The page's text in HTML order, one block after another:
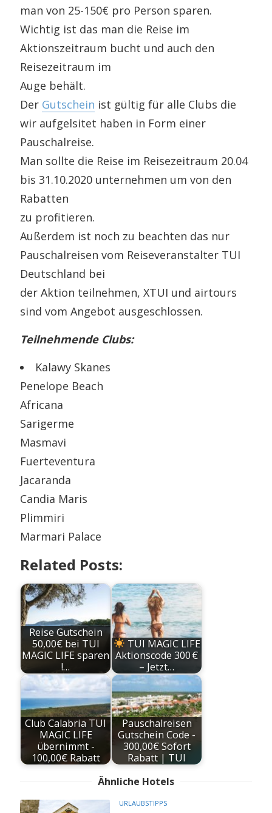
man von 25-150€ pro Person sparen.
Wichtig ist das man die Reise im
Aktionszeitraum bucht und auch den
Reisezeitraum im
Auge behält.
Der Gutschein ist gültig für alle Clubs die
wir aufgelsitet haben in Form einer
Pauschalreise.
Man sollte die Reise im Reisezeitraum 20.04
bis 31.10.2020 unternehmen um von den
Rabatten
zu profitieren.
Außerdem ist noch zu beachten das nur
Pauschalreisen vom Reiseveranstalter TUI
Deutschland bei
der Aktion teilnehmen, XTUI und airtours
sind vom Angebot ausgeschlossen.
Teilnehmende Clubs:
Kalawy Skanes
Penelope Beach
Africana
Sarigerme
Masmavi
Fuerteventura
Jacaranda
Candia Maris
Plimmiri
Marmari Palace
Related Posts:
Reise Gutschein
50,00€ bei TUI
MAGIC LIFE sparen
!…
TUI MAGIC LIFE
Aktionscode 300 €
– Jetzt…
Club Calabria TUI
MAGIC LIFE
übernimmt -
100,00€ Rabatt
Pauschalreisen
Gutschein Code -
300,00€ Sofort
Rabatt | TUI
Ähnliche Hotels
URLAUBSTIPPS